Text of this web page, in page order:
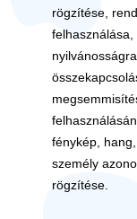
rögzítése,
fénykép,
személy
rögzítése.